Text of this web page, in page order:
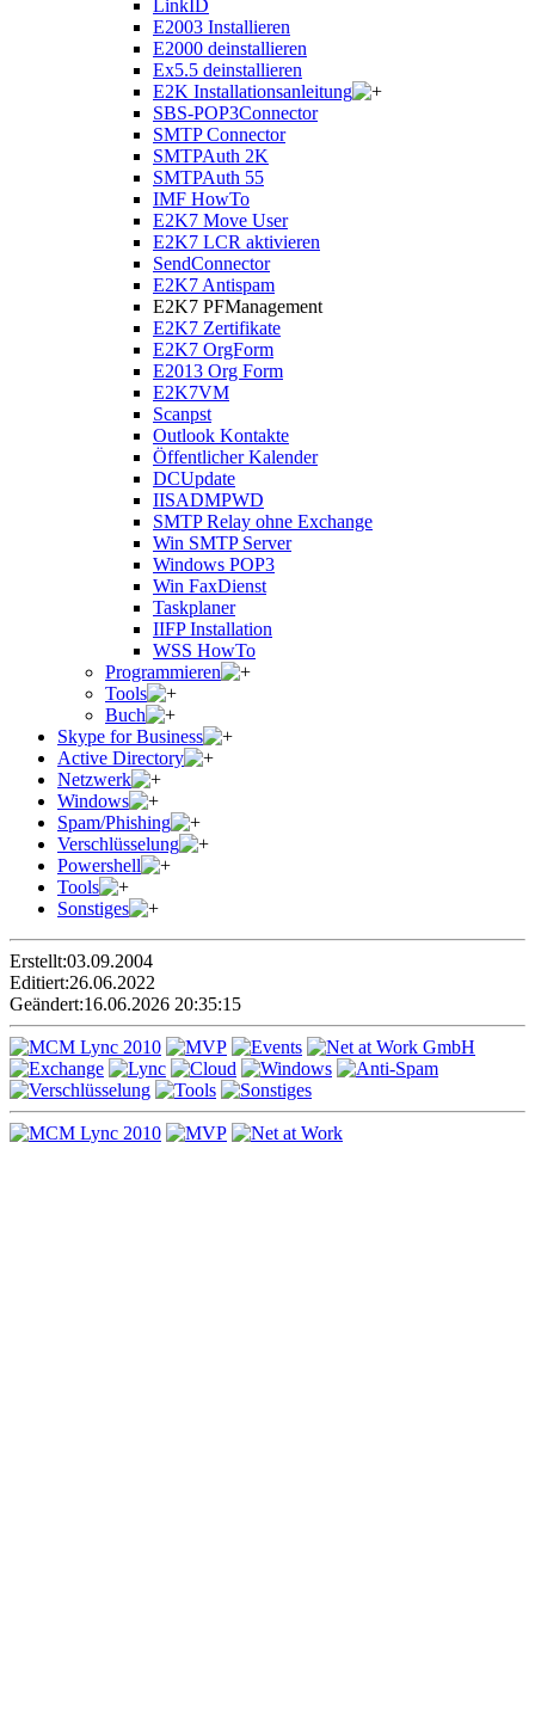
LinkID
E2003 Installieren
E2000 deinstallieren
Ex5.5 deinstallieren
E2K Installationsanleitung
SBS-POP3Connector
SMTP Connector
SMTPAuth 2K
SMTPAuth 55
IMF HowTo
E2K7 Move User
E2K7 LCR aktivieren
SendConnector
E2K7 Antispam
E2K7 PFManagement
E2K7 Zertifikate
E2K7 OrgForm
E2013 Org Form
E2K7VM
Scanpst
Outlook Kontakte
Öffentlicher Kalender
DCUpdate
IISADMPWD
SMTP Relay ohne Exchange
Win SMTP Server
Windows POP3
Win FaxDienst
Taskplaner
IIFP Installation
WSS HowTo
Programmieren
Tools
Buch
Skype for Business
Active Directory
Netzwerk
Windows
Spam/Phishing
Verschlüsselung
Powershell
Tools
Sonstiges
Erstellt:03.09.2004
Editiert:26.06.2022
Geändert:16.06.2026 20:35:15